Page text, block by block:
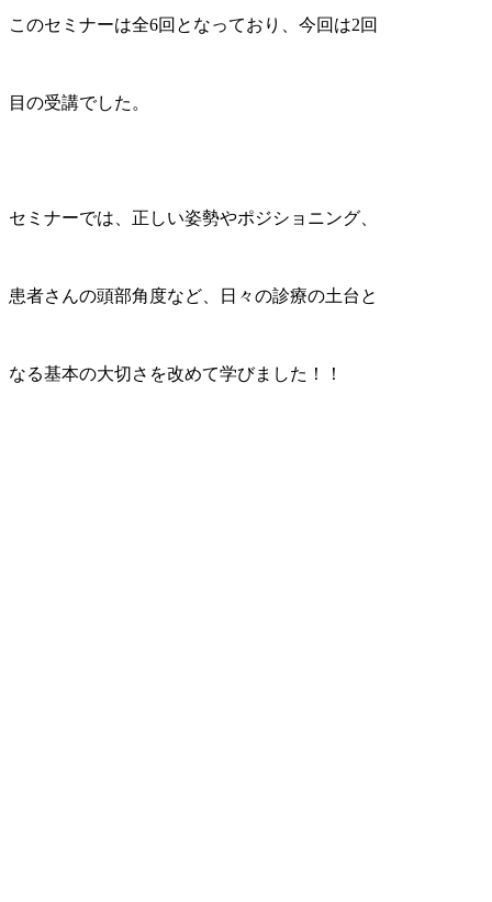
このセミナーは全6回となっており、今回は2回
目の受講でした。
セミナーでは、正しい姿勢やポジショニング、
患者さんの頭部角度など、日々の診療の土台と
なる基本の大切さを改めて学びました！！